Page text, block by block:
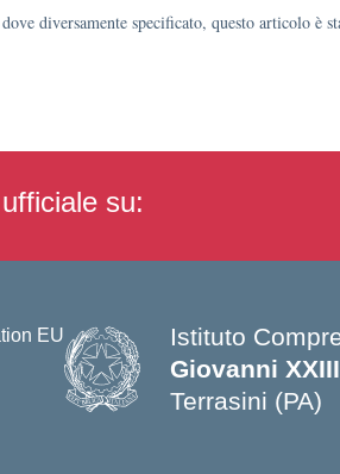
diversamente specificato, questo articolo
su:
Istituto
Giovanni XXIII
Terrasini (PA)